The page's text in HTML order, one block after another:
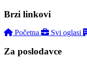
Brzi linkovi
Početna Svi oglasi
Za poslodavce